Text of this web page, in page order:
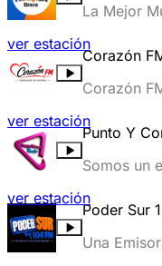
La Mejor
Corazón
Corazón
ver estación
Punto Y
Somos un
ver estación
Poder Sur
Una
ver estación